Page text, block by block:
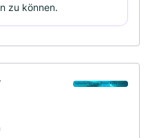
zu können.